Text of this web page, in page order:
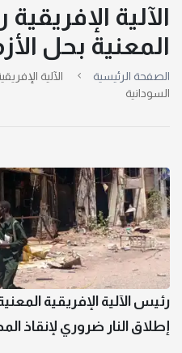
الآلية
المعنية بحل
الصفحة الرئيسية
الآلية
السودانية
رئيس الآلية الإفريقية
إطلاق النار ضروري لإنقاذ